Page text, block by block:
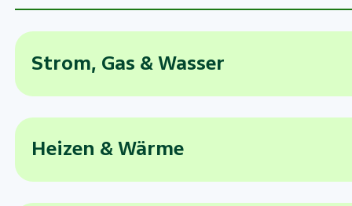
Strom, Gas & Wasser
Heizen & Wärme